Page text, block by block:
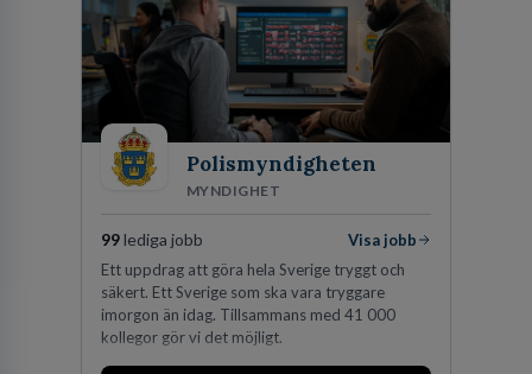
Polismyndigheten
MYNDIGHET
99lediga jobb
Visa jobb
Ett uppdrag att göra hela Sverige tryggt och
säkert. Ett Sverige som ska vara tryggare
imorgon än idag. Tillsammans med 41 000
kollegor gör vi det möjligt.